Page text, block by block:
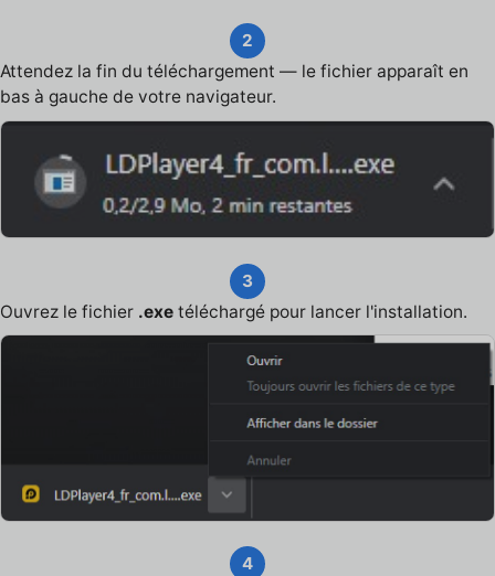
2
Attendez la fin du téléchargement — le fichier apparaît en
bas à gauche de votre navigateur.
3
Ouvrez le fichier .exe téléchargé pour lancer l'installation.
4